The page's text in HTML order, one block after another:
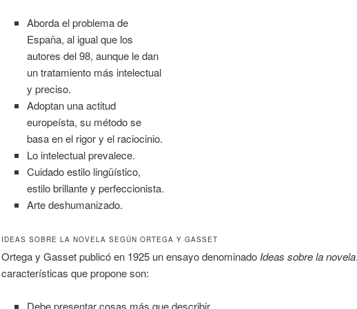
Aborda el problema de
España, al igual que los
autores del 98, aunque le dan
un tratamiento más intelectual
y preciso.
Adoptan una actitud
europeísta, su método se
basa en el rigor y el raciocinio.
Lo intelectual prevalece.
Cuidado estilo lingüístico,
estilo brillante y perfeccionista.
Arte deshumanizado.
IDEAS SOBRE LA NOVELA SEGÚN ORTEGA Y GASSET
Ortega y Gasset publicó en 1925 un ensayo denominado Ideas sobre la novela
características que propone son:
Debe presentar cosas más que describir.